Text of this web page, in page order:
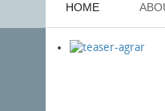
HOME